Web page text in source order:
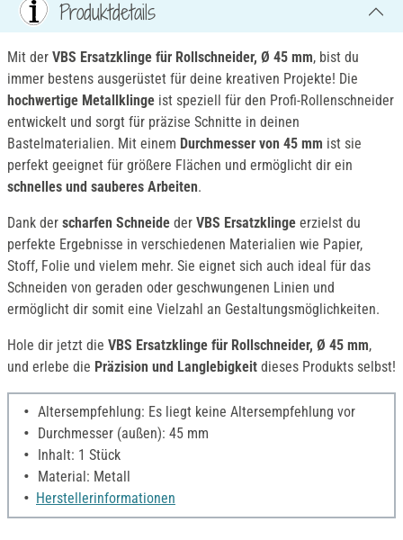
Produktdetails
Mit der VBS Ersatzklinge für Rollschneider, Ø 45 mm, bist du
immer bestens ausgerüstet für deine kreativen Projekte! Die
hochwertige Metallklinge ist speziell für den Profi-Rollenschneider
entwickelt und sorgt für präzise Schnitte in deinen
Bastelmaterialien. Mit einem Durchmesser von 45 mm ist sie
perfekt geeignet für größere Flächen und ermöglicht dir ein
schnelles und sauberes Arbeiten.
Dank der scharfen Schneide der VBS Ersatzklinge erzielst du
perfekte Ergebnisse in verschiedenen Materialien wie Papier,
Stoff, Folie und vielem mehr. Sie eignet sich auch ideal für das
Schneiden von geraden oder geschwungenen Linien und
ermöglicht dir somit eine Vielzahl an Gestaltungsmöglichkeiten.
Hole dir jetzt die VBS Ersatzklinge für Rollschneider, Ø 45 mm,
und erlebe die Präzision und Langlebigkeit dieses Produkts selbst!
Altersempfehlung: Es liegt keine Altersempfehlung vor
Durchmesser (außen): 45 mm
Inhalt: 1 Stück
Material: Metall
Herstellerinformationen